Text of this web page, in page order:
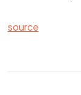
source